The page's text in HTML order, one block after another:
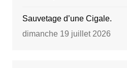
Sauvetage d’une Cigale.
dimanche 19 juillet 2026